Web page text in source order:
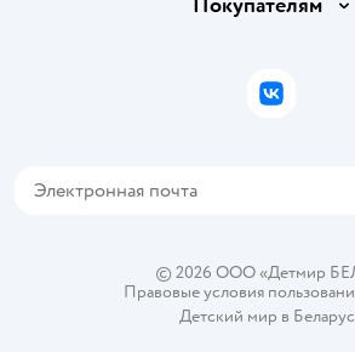
Правила продажи
Политика использования
Бонусные карты
© 2026 ООО «Детмир
Правовые условия
Детский мир в
ВКонтакте